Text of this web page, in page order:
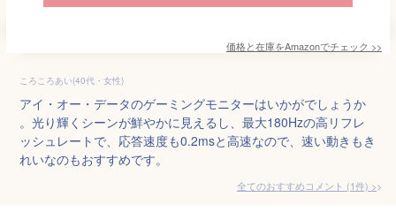
価格と在庫をAmazonでチェック >>
ころころあい(40代・女性)
アイ・オー・データのゲーミングモニターはいかがでしょうか
。光り輝くシーンが鮮やかに見えるし、最大180Hzの高リフレ
ッシュレートで、応答速度も0.2msと高速なので、速い動きもき
れいなのもおすすめです。
全てのおすすめコメント (1件) >